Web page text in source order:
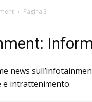
Pagina 3
news
e intrattenimento.